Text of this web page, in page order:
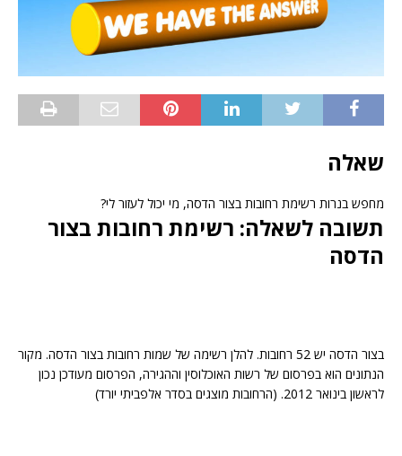
שאלה
מחפש בנרות רשימת רחובות בצור הדסה, מי יכול לעזור לי?
תשובה לשאלה: רשימת רחובות בצור
הדסה
בצור הדסה יש 52 רחובות. להלן רשימה של שמות רחובות בצור הדסה. מקור
הנתונים הוא בפרסום של רשות האוכלוסין וההגירה, הפרסום מעודכן נכון
לראשון בינואר 2012. (הרחובות מוצגים בסדר אלפביתי יורד)